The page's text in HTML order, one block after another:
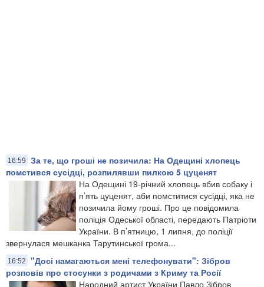
16:59
За те, що гроші не позичила: На Одещині хлопець
помстився сусідці, розпилявши пилкою 5 цуценят
На Одещині 19-річний хлопець вбив собаку і
п’ять цуценят, аби помститися сусідці, яка не
позичила йому гроші. Про це повідомила
поліція Одеської області, передають Патріоти
України. В п’ятницю, 1 липня, до поліції
звернулася мешканка Тарутинської грома...
16:52
"Досі намагаються мені телефонувати": Зібров
розповів про стосунки з родичами з Криму та Росії
Народний артист України Павло Зібров